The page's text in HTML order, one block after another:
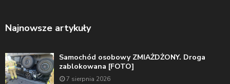
Najnowsze artykuły
Samochód osobowy ZMIAŻDŻONY. Droga
zablokowana [FOTO]
7 sierpnia 2026